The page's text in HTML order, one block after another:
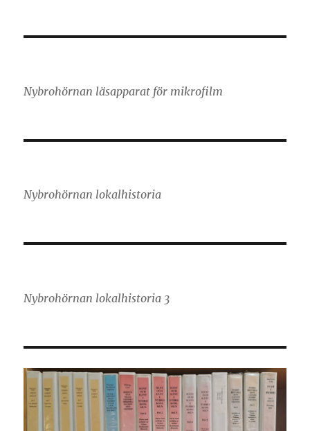
Nybrohörnan läsapparat för mikrofilm
Nybrohörnan lokalhistoria
Nybrohörnan lokalhistoria 3